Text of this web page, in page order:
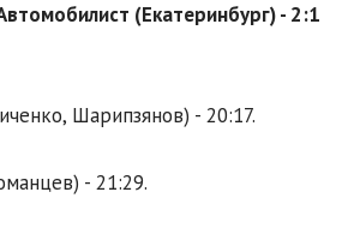
(Екатеринбург) - 2:1
Шарипзянов) - 20:17.
- 21:29.